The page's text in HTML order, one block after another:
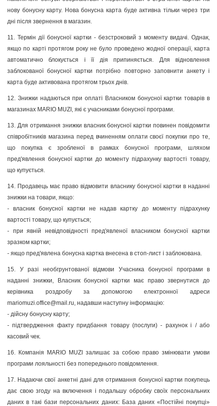
нову бонусну карту. Нова бонусна карта буде активна тільки через три
дні після звернення в магазин.
11. Термін дії бонусної картки - безстроковий з моменту видачі. Однак,
якщо по карті протягом року не було проведено жодної операції, карта
автоматично блокується і її дія припиняється. Для відновлення
заблокованої бонусної картки потрібно повторно заповнити анкету і
карта буде активована протягом трьох днів.
12. Знижки надаються при оплаті Власником бонусної картки товарів в
магазинах MARIO MUZI, які є учасниками бонусної програми.
13. Для отримання знижки власник бонусної картки повинен повідомити
співробітників магазина перед вчиненням оплати своєї покупки про те,
що покупка є зробленої в рамках бонусної програми, шляхом
пред'явлення бонусної картки до моменту підрахунку вартості товару,
що купується.
14. Продавець має право відмовити власнику бонусної картки в наданні
знижки на товари, якщо:
- власник бонусної картки не надав картку до моменту підрахунку
вартості товару, що купується;
- при явній невідповідності пред'явленої власником бонусної картки
зразком картки;
- якщо пред'явлена бонусна картка внесена в стоп-лист і заблокована.
15. У разі необгрунтованої відмови Учасника бонусної програми в
наданні знижки, Власник бонусної картки має право звернутися до
керівника роздробу за допомогою електронної адреси
mariomuzi.office@mail.ru, надавши наступну інформацію:
- дійсну бонусну карту;
- підтвердження факту придбання товару (послуги) - рахунок і / або
касовий чек.
16. Компанія MARIO MUZI залишає за собою право змінювати умови
програми лояльності без попереднього повідомлення.
17. Надаючи свої анкетні дані для отримання бонусної картки покупець
дає свою згоду на включення і подальшу обробку своїх персональних
даних в такі бази персональних даних: База даних «Постійні покупці»